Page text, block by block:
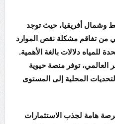
وشمال أفريقيا، حيث توجد
من تفاقم مشكلة نقص الموارد
للمياه دلالات بالغة الأهمية.
العالمي، توفر منصة حيوية
المحلية إلى المستوى
هامة لجذب الاستثمارات